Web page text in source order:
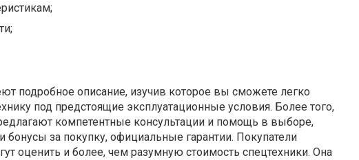
подробное описание, изучив которое вы сможете легко
под предстоящие эксплуатационные условия. Более того,
компетентные консультации и помощь в выборе,
бонусы за покупку, официальные гарантии. Покупатели
оценить и более, чем разумную стоимость спецтехники. Она